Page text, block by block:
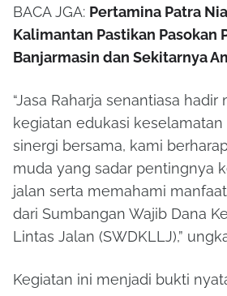
BACA JGA: Pertamina Patra
Kalimantan Pastikan Pasokan
Banjarmasin dan Sekitarnya
“Jasa Raharja senantiasa
kegiatan edukasi
sinergi bersama, kami
muda yang sadar pentingnya
jalan serta memahami
dari Sumbangan Wajib Dana
Lintas Jalan (SWDKLLJ),”
Kegiatan ini menjadi bukti